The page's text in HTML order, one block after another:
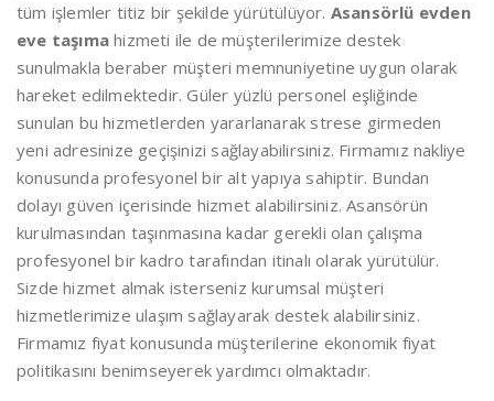
tüm işlemler titiz bir şekilde yürütülüyor. Asansörlü evden
eve taşımahizmeti ile de müşterilerimize destek
sunulmakla beraber müşteri memnuniyetine uygun olarak
hareket edilmektedir. Güler yüzlü personel eşliğinde
sunulan bu hizmetlerden yararlanarak strese girmeden
yeni adresinize geçişinizi sağlayabilirsiniz. Firmamız nakliye
konusunda profesyonel bir alt yapıya sahiptir. Bundan
dolayı güven içerisinde hizmet alabilirsiniz. Asansörün
kurulmasından taşınmasına kadar gerekli olan çalışma
profesyonel bir kadro tarafından itinalı olarak yürütülür.
Sizde hizmet almak isterseniz kurumsal müşteri
hizmetlerimize ulaşım sağlayarak destek alabilirsiniz.
Firmamız fiyat konusunda müşterilerine ekonomik fiyat
politikasını benimseyerek yardımcı olmaktadır.